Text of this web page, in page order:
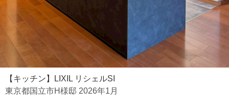
【キッチン】LIXIL リシェルSI
東京都国立市H様邸 2026年1月